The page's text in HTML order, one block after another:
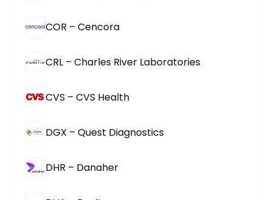
COR – Cencora
CRL – Charles River Laboratories
CVS – CVS Health
DGX – Quest Diagnostics
DHR – Danaher